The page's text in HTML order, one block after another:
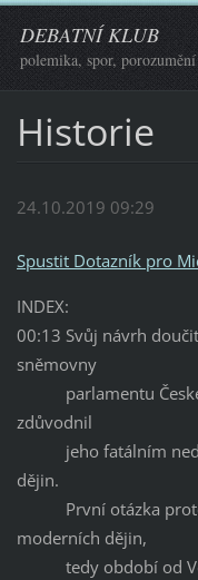
DEBATNÍ KLUB
polemika, spor, porozumění
Historie
24.10.2019 09:29
Spustit Dotazník pro
INDEX:
00:13 Svůj návrh
sněmovny
parlamentu České
zdůvodnil
jeho fatálním
dějin.
První otázka proto
moderních dějin,
tedy období od